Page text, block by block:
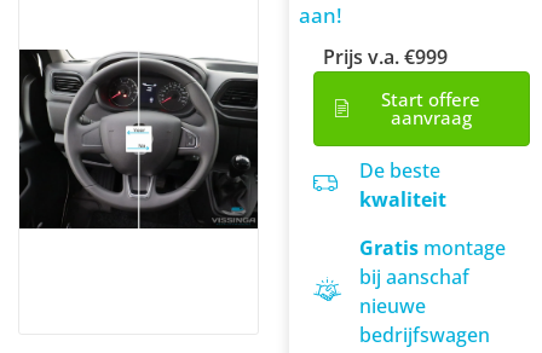
aan!
Prijs v.a. €999
Start offere
aanvraag
De beste
kwaliteit
Gratis montage
bij aanschaf
nieuwe
bedrijfswagen